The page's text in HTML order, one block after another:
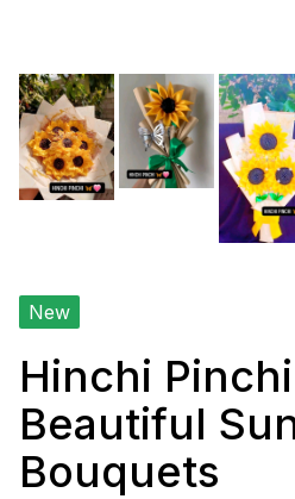
New
Hinchi
Beautiful
Bouquets